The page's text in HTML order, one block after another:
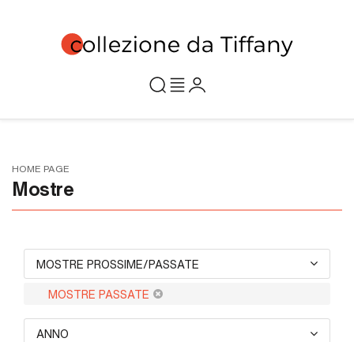
HOME PAGE
Mostre
MOSTRE PROSSIME/PASSATE
MOSTRE PASSATE
ANNO